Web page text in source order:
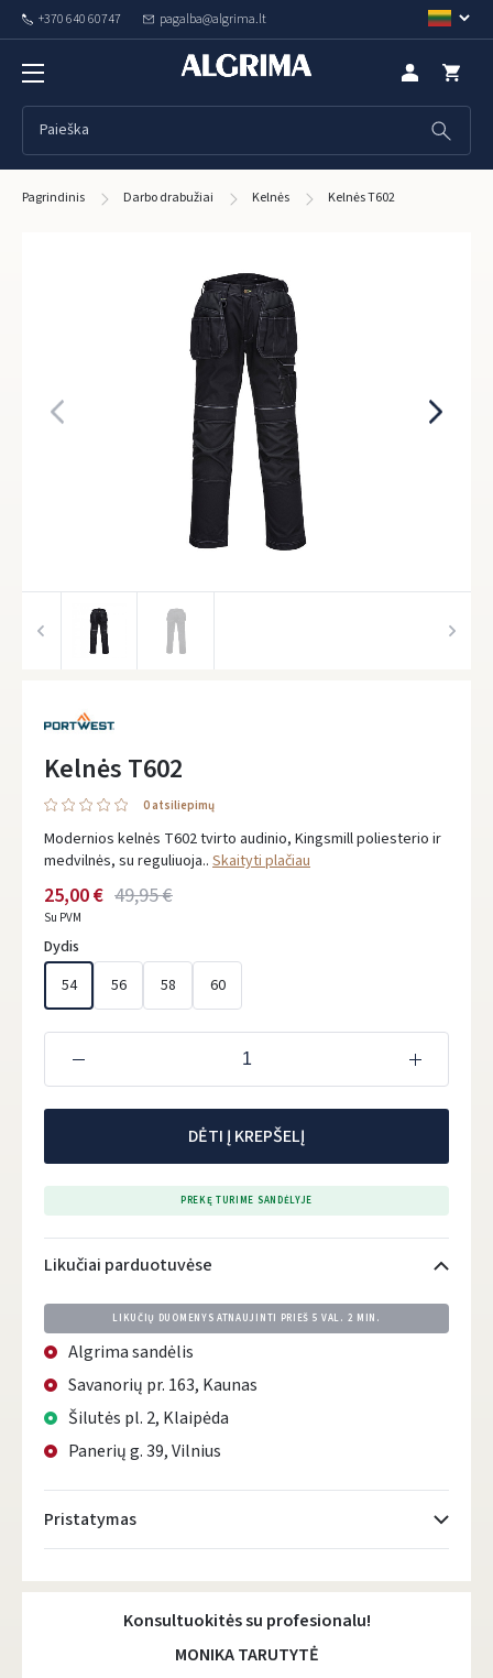
+370 640 60747 pagalba@algrima.lt
Pagrindinis Darbo drabužiai Kelnės Kelnės T602
Kelnės T602
0 atsiliepimų
Modernios kelnės T602 tvirto audinio, Kingsmill poliesterio ir
medvilnės, su reguliuoja.. Skaityti plačiau
49,95 €
25,00 €
Su PVM
Dydis
54
56 58 60
DĖTI Į KREPŠELĮ
PREKĘ TURIME SANDĖLYJE
Likučiai parduotuvėse
LIKUČIŲ DUOMENYS ATNAUJINTI PRIEŠ 5 VAL. 2 MIN.
Algrima sandėlis
Savanorių pr. 163, Kaunas
Šilutės pl. 2, Klaipėda
Panerių g. 39, Vilnius
Pristatymas
Atsiėmimo taškai- 0.00 €
DPD kurjeris - 5.00 €
Konsultuokitės su profesionalu!
MONIKA TARUTYTĖ